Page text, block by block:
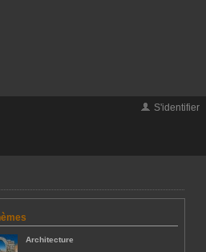
S'identifier
Architecture